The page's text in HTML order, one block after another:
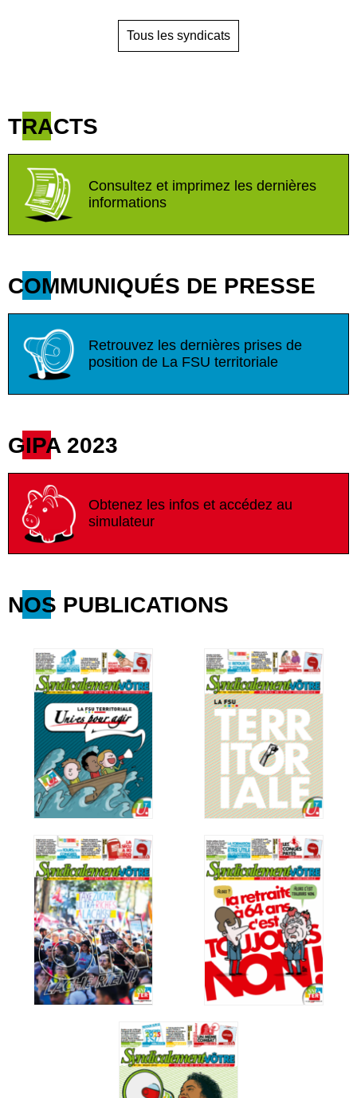
Tous les syndicats
TRACTS
Consultez et imprimez les dernières
informations
COMMUNIQUÉS DE PRESSE
Retrouvez les dernières prises de
position de La FSU territoriale
GIPA 2023
Obtenez les infos et accédez au
simulateur
NOS PUBLICATIONS